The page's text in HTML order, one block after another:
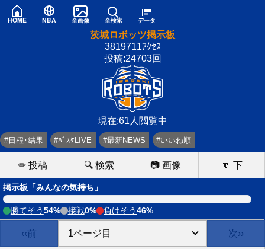
HOME NBA 全画像 全検索 データ
茨城ロボッツ掲示板
3819711ｱｸｾｽ
投稿:24703回
現在:61人閲覧中
#日程･結果 #ﾊﾞｽｹLIVE #最新NEWS #いいね順
✏ 投稿 🔍 検索 📷 画像 🔽 下
掲示板「みんなの気持ち」
勝てそう54% 接戦0% 負けそう46%
‹‹前 次››